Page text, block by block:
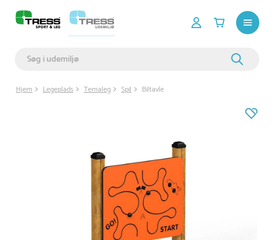
Hjem Legeplads Temaleg Spil Biltavle